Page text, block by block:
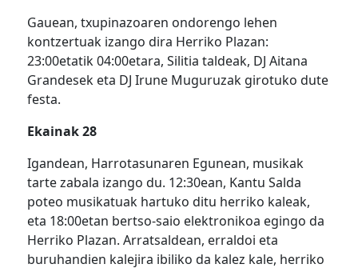
Gauean, txupinazoaren ondorengo lehen
kontzertuak izango dira Herriko Plazan:
23:00etatik 04:00etara, Silitia taldeak, DJ Aitana
Grandesek eta DJ Irune Muguruzak girotuko dute
festa.
Ekainak 28
Igandean, Harrotasunaren Egunean, musikak
tarte zabala izango du. 12:30ean, Kantu Salda
poteo musikatuak hartuko ditu herriko kaleak,
eta 18:00etan bertso-saio elektronikoa egingo da
Herriko Plazan. Arratsaldean, erraldoi eta
buruhandien kalejira ibiliko da kalez kale, herriko